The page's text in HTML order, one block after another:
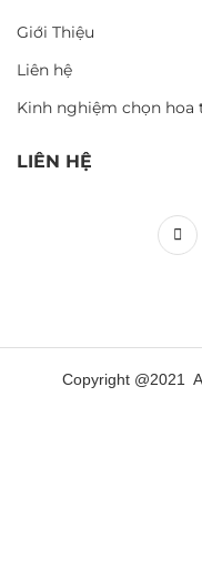
Giới Thiệu
Liên hệ
Kinh nghiệm chọn hoa
LIÊN HỆ
Copyright @2021